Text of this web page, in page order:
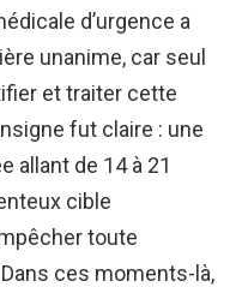
d’urgence a
unanime, car seul
et traiter cette
fut claire : une
allant de 14 à 21
cible
toute
ces moments-là,